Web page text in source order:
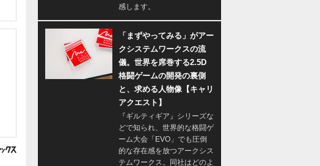
感します。
「まずやってみる」がアー
クシステムワークスの流
儀。世界を席巻する2.5D
格闘ゲームの開発の裏側
と、求める人物像【キャリ
アクエスト】
『ギルティギア』シリーズな
どで知られ、世界的な格闘ゲ
ーム大会「EVO」でも圧倒
的な存在感を放つアークシス
テムワークス。同社はどのよ